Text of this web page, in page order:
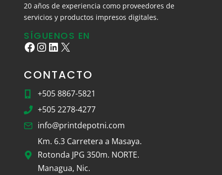
20 años de experiencia como proveedores de
servicios y productos impresos digitales.
SÍGUENOS EN
Facebook
Instagram
LinkedIn
X
CONTACTO
+505 8867-5821
+505 2278-4277
info@printdepotni.com
Km. 6.3 Carretera a Masaya.
Rotonda JPG 350m. NORTE.
Managua, Nic.